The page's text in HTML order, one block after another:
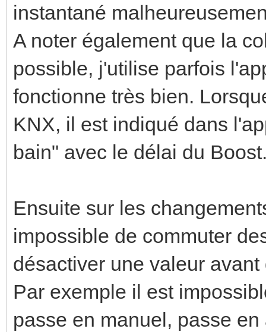
instantané
A noter également que la
possible, j'utilise parfois
fonctionne très bien.
KNX, il est indiqué dans
bain" avec le délai du
Ensuite sur les
impossible de commuter
désactiver une valeur
Par exemple il est
passe en manuel, passe en